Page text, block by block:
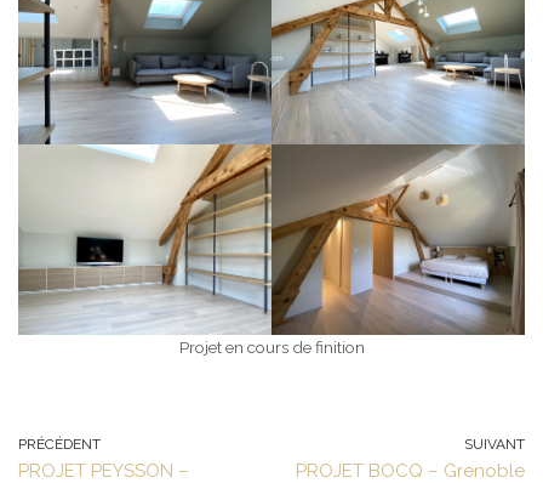
Projet en cours de finition
PRÉCÉDENT
PROJET PEYSSON –
SUIVANT
PROJET BOCQ – Grenoble